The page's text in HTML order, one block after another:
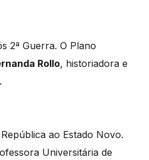
2ª Guerra. O Plano
Rollo, historiadora e
ao Estado Novo.
Universitária de